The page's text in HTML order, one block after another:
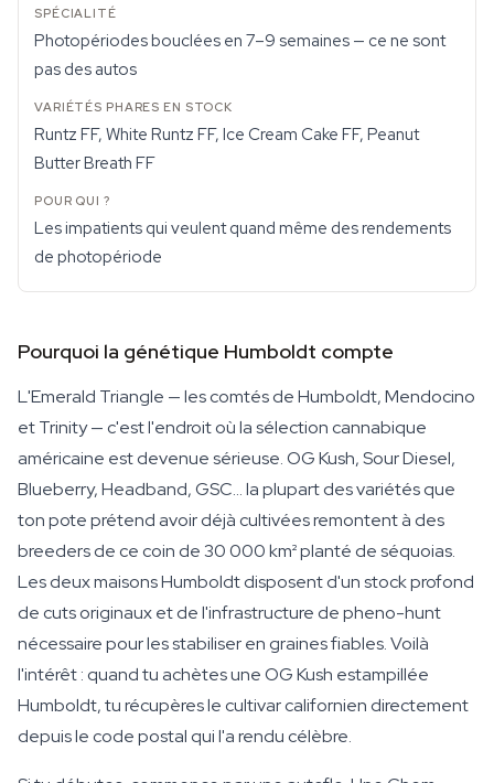
Photopériodes bouclées en 7–9 semaines — ce ne sont
pas des autos
Runtz FF, White Runtz FF, Ice Cream Cake FF, Peanut
Butter Breath FF
Les impatients qui veulent quand même des rendements
de photopériode
Pourquoi la génétique Humboldt compte
L'Emerald Triangle — les comtés de Humboldt, Mendocino
et Trinity — c'est l'endroit où la sélection cannabique
américaine est devenue sérieuse. OG Kush, Sour Diesel,
Blueberry, Headband, GSC… la plupart des variétés que
ton pote prétend avoir déjà cultivées remontent à des
breeders de ce coin de 30 000 km² planté de séquoias.
Les deux maisons Humboldt disposent d'un stock profond
de cuts originaux et de l'infrastructure de pheno-hunt
nécessaire pour les stabiliser en graines fiables. Voilà
l'intérêt : quand tu achètes une OG Kush estampillée
Humboldt, tu récupères le cultivar californien directement
depuis le code postal qui l'a rendu célèbre.